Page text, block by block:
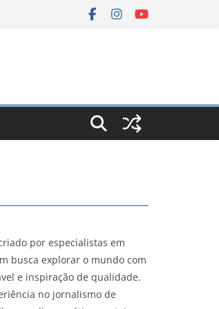
por especialistas em
busca explorar o mundo com
e inspiração de qualidade.
no jornalismo de